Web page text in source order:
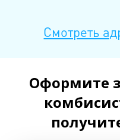
Смотреть
Оформите